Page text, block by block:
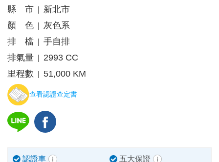
縣 市
新北市
顏 色
灰色系
排 檔
手自排
排氣量
2993 CC
里程數
51,000 KM
查看認證查定書
認證車
五大保證